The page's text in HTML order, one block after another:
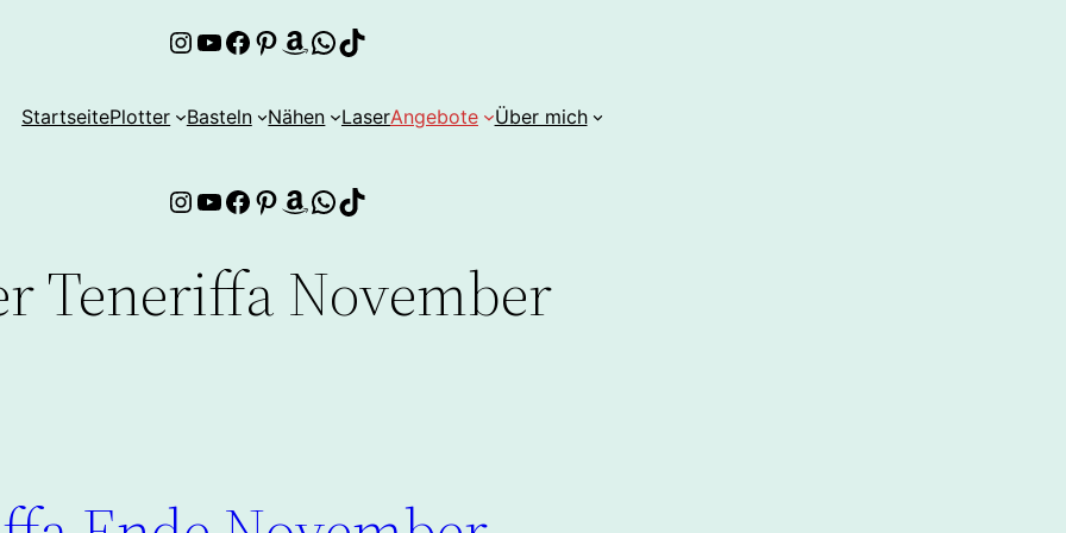
Instagram
YouTube
Facebook
Pinterest
Amazon
WhatsApp
TikTok
StartseitePlotter Basteln Nähen LaserAngebote Über mich
Instagram
YouTube
Facebook
Pinterest
Amazon
WhatsApp
TikTok
Teneriffa November